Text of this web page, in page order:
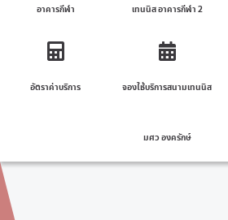
อาคารกีฬา เทนนิส อาคารกีฬา 2
อัตราค่าบริการ จองใช้บริการสนามเทนนิส
มศว องครักษ์